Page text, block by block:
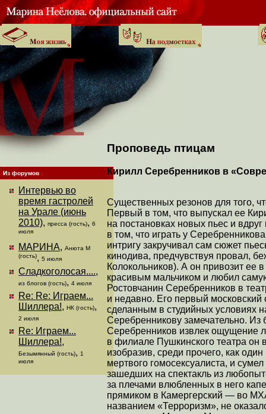
Из форумов
Интервью во
время гастролей
на Урале (июнь
2010), пресса (гость), 6
июля
МАРИНА, Анюта М
(гость), 5 июля
Сладкоголосая....,
из блогов (гость), 4 июля
Re: Re: Играем...
Шиллера!, НК (гость),
2 июля
Re: Играем...
Шиллера!,
Безымянный (гость), 1
июля
Проповедь птицам
Кирилл Серебренников в
Существенных резонов для того,
Первый в том, что выпускал ее
на постановках новых пьес и
в том, что играть у
интригу закручивал сам сюжет
кинодива, предчувствуя провал,
Колокольников). А он привозит ее
красивым мальчиком и любил
Ростовчанин Серебренников в
и недавно. Его первый московский
сделанным в студийных условиях
Серебренникову замечательно. Из
Серебренников извлек ощущение
в филиале Пушкинского театра
изобразив, среди прочего, как
мертвого гомосексуалиста, и
зашедших на спектакль из
за плечами влюбленных в него
прямиком в Камергерский — во
названием «Терроризм», не